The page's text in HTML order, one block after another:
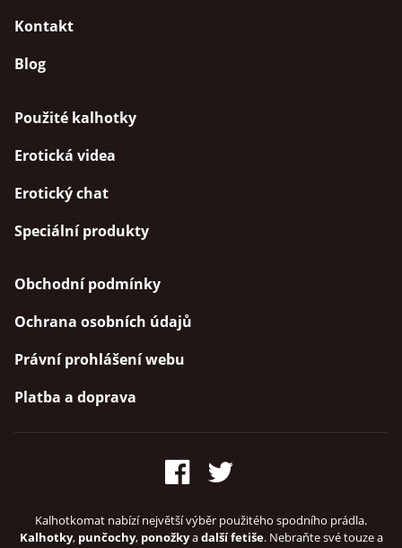
Kontakt
Blog
Použité kalhotky
Erotická videa
Erotický chat
Speciální produkty
Obchodní podmínky
Ochrana osobních údajů
Právní prohlášení webu
Platba a doprava
Kalhotkomat nabízí největší výběr použitého spodního prádla.
Kalhotky, punčochy, ponožkyadalší fetiše. Nebraňte své touze a